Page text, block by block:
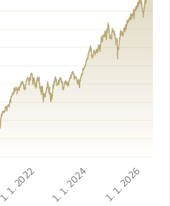
1. 1. 2022 1. 1. 2024 1. 1. 2026